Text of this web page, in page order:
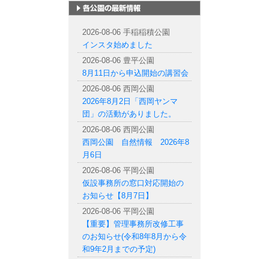
2026-08-06 手稲稲積公園
インスタ始めました
2026-08-06 豊平公園
8月11日から申込開始の講習会
2026-08-06 西岡公園
2026年8月2日「西岡ヤンマ
団」の活動がありました。
2026-08-06 西岡公園
西岡公園 自然情報 2026年8
月6日
2026-08-06 平岡公園
仮設事務所の窓口対応開始の
お知らせ【8月7日】
2026-08-06 平岡公園
【重要】管理事務所改修工事
のお知らせ(令和8年8月から令
和9年2月までの予定)